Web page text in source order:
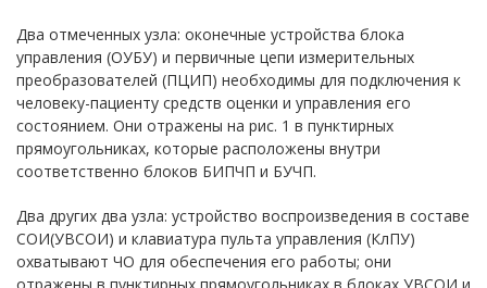
Два отмеченных узла: оконечные устройства блока
управления (ОУБУ) и первичные цепи измерительных
преобразователей (ПЦИП) необходимы для подключения к
человеку-пациенту средств оценки и управления его
состоянием. Они отражены на рис. 1 в пунктирных
прямоугольниках, которые расположены внутри
соответственно блоков БИПЧП и БУЧП.
Два других два узла: устройство воспроизведения в составе
СОИ(УВСОИ) и клавиатура пульта управления (КлПУ)
охватывают ЧО для обеспечения его работы; они